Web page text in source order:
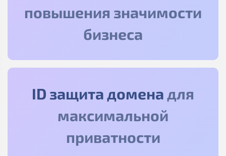
повышения значимости
бизнеса
ID защита доменадля
максимальной
приватности